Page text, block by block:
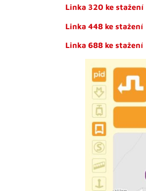
Linka 320 ke stažení
Linka 448 ke stažení
Linka 688 ke stažení